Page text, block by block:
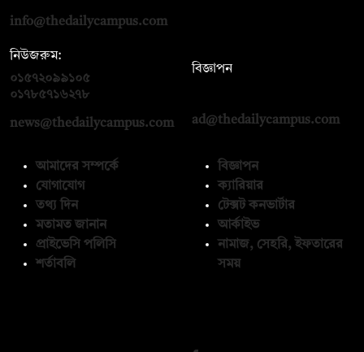
info@thedailycampus.com
নিউজরুম:
০১৫৭২০৯৯১০৫
০১৭৮৫৭১৬২৭৮
news@thedailycampus.com
বিজ্ঞাপন
ad@thedailycampus.com
আমাদের সম্পর্কে
যোগাযোগ
তথ্য দিন
মতামত জানান
প্রাইভেসি পলিসি
শর্তাবলি
বিজ্ঞাপন
ক্যারিয়ার
টেক্সট কনভার্টার
আর্কাইভ
নামাজ, সেহরি, ইফতারের
সময়